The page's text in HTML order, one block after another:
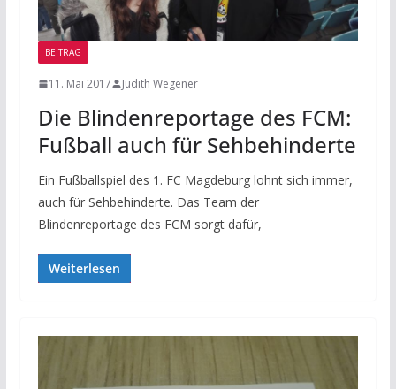
BEITRAG
11. Mai 2017 Judith Wegener
Die Blindenreportage des FCM:
Fußball auch für Sehbehinderte
Ein Fußballspiel des 1. FC Magdeburg lohnt sich immer,
auch für Sehbehinderte. Das Team der
Blindenreportage des FCM sorgt dafür,
Weiterlesen